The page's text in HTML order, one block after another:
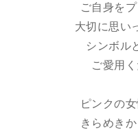
ご自身を
大切に思い
シンボル
ご愛用
ピンクの
きらめき